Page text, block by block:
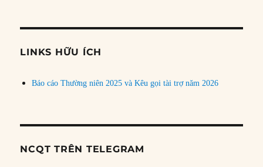
đề
LINKS HỮU ÍCH
Báo cáo Thường niên 2025 và Kêu gọi tài trợ năm 2026
NCQT TRÊN TELEGRAM